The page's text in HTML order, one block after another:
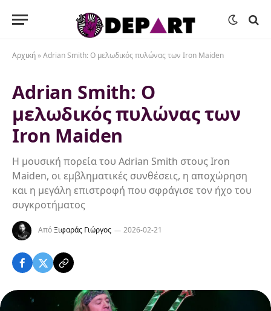
Αρχική »Adrian Smith: Ο μελωδικός πυλώνας των Iron Maiden
Adrian Smith: Ο
μελωδικός πυλώνας των
Iron Maiden
Η μουσική πορεία του Adrian Smith στους Iron
Maiden, οι εμβληματικές συνθέσεις, η αποχώρηση
και η μεγάλη επιστροφή που σφράγισε τον ήχο του
συγκροτήματος
ΑπόΞιφαράς Γιώργος 2026-02-21